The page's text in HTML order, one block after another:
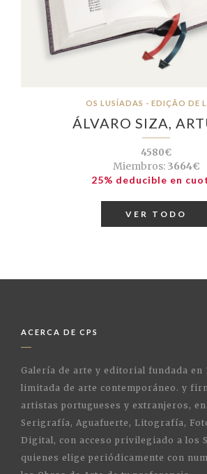
OS LUSÍADAS - EDIÇÃO DE
ÁLVARO SIZA,
4580€
Miembros:3664€
25% deducible en
VER TODO
ACERCA DE CPS
Galería de arte y editorial fundada en
limitada de arte contemporáneo. y
artistas portugueses y extranjeros, en
Serigrafía, Aguafuerte, Litografía,
Digital, con acceso privilegiado a los
quienes elige periódicamente con